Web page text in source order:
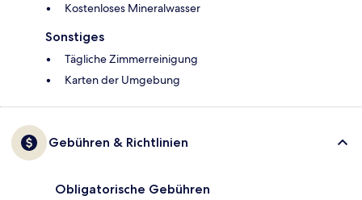
Kostenloses Mineralwasser
Sonstiges
Tägliche Zimmerreinigung
Karten der Umgebung
Gebühren & Richtlinien
Obligatorische Gebühren